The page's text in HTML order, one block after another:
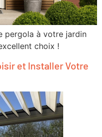
pergola à votre jardin
choix !
et Installer Votre